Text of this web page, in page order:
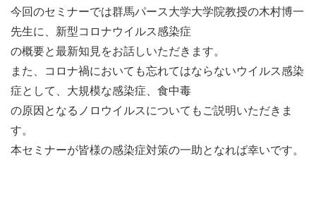
今回のセミナーでは群馬パース大学大学院教授の木村博一
先生に、 新型コロナウイルス感染症
の概要と最新知見をお話しいただきます。
また、コロナ禍においても忘れてはならないウイルス感染
症として、大規模な感染症、食中毒
の原因となるノロウイルスについてもご説明いただきま
す。
本セミナーが皆様の感染症対策の一助となれば幸いです。